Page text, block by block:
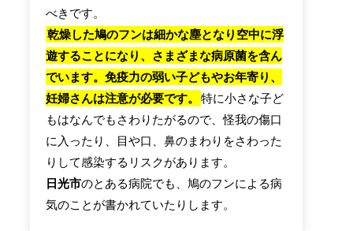
べきです。
乾燥した鳩のフンは細かな塵となり空中に浮
遊することになり、さまざまな病原菌を含ん
でいます。免疫力の弱い子どもやお年寄り、
妊婦さんは注意が必要です。
特に小さな子ど
もはなんでもさわりたがるので、怪我の傷口
に入ったり、目や口、鼻のまわりをさわった
りして感染するリスクがあります。
日光市のとある病院でも、鳩のフンによる病
気のことが書かれていたりします。